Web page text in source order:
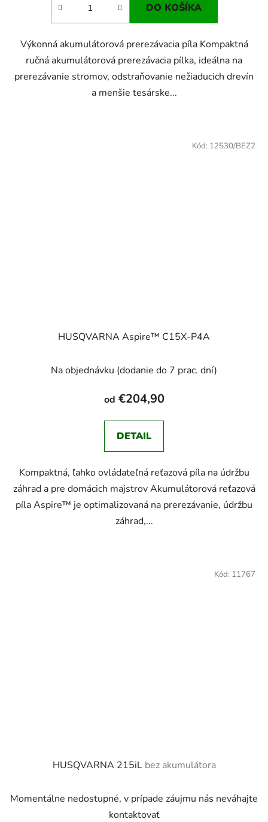
DO KOŠÍKA
Výkonná akumulátorová prerezávacia píla Kompaktná
ručná akumulátorová prerezávacia pílka, ideálna na
prerezávanie stromov, odstraňovanie nežiaducich drevín
a menšie tesárske...
HUSQVARNA Aspire™ C15X-P4A
Na objednávku (dodanie do 7 prac. dní)
od €204,90
DETAIL
Kompaktná, ľahko ovládateľná reťazová píla na údržbu
záhrad a pre domácich majstrov Akumulátorová reťazová
píla Aspire™ je optimalizovaná na prerezávanie, údržbu
záhrad,...
Kód: 12530/BEZ2
HUSQVARNA 215iL bez akumulátora
Momentálne nedostupné, v prípade záujmu nás neváhajte
kontaktovať
Kód: 11767